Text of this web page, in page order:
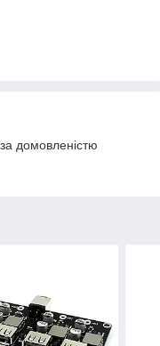
домовленістю